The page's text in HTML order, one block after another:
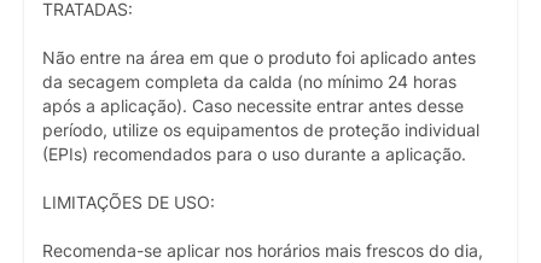
TRATADAS:
Não entre na área em que o produto foi aplicado antes
da secagem completa da calda (no mínimo 24 horas
após a aplicação). Caso necessite entrar antes desse
período, utilize os equipamentos de proteção individual
(EPIs) recomendados para o uso durante a aplicação.
LIMITAÇÕES DE USO:
Recomenda-se aplicar nos horários mais frescos do dia,